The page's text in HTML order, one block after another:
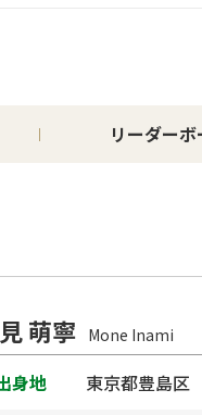
リーダーボ
萌寧 Mone Inami
身地 東京都豊島区